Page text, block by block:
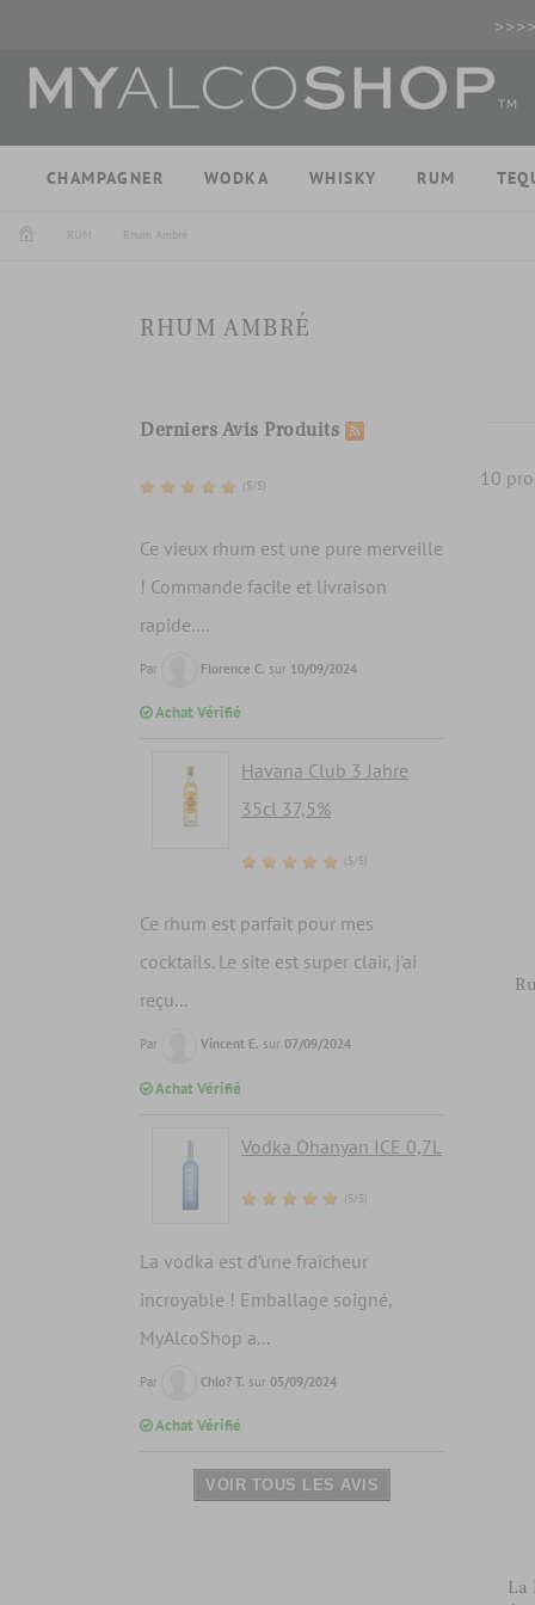
CHAMPAGNER WODKA WHISKY RUM
RUM Rhum Ambré
RHUM AMBRÉ
Derniers Avis Produits
(5/5)
Ce vieux rhum est une pure merveille
! Commande facile et livraison
rapide....
Par Florence C. sur 10/09/2024
Achat Vérifié
Havana Club 3 Jahre
35cl 37,5%
(5/5)
Ce rhum est parfait pour mes
cocktails. Le site est super clair, j'ai
reçu...
Par Vincent E. sur 07/09/2024
Achat Vérifié
Vodka Ohanyan ICE 0,7L
(5/5)
La vodka est d’une fraîcheur
incroyable ! Emballage soigné,
MyAlcoShop a...
Par Chlo? T. sur 05/09/2024
Achat Vérifié
VOIR TOUS LES AVIS
10
La